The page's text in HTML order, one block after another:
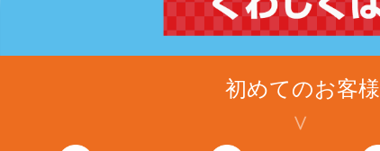
初めてのお客様